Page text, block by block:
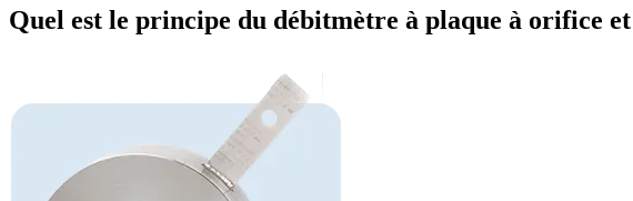
Quel est le principe du débitmètre à plaque à orifice